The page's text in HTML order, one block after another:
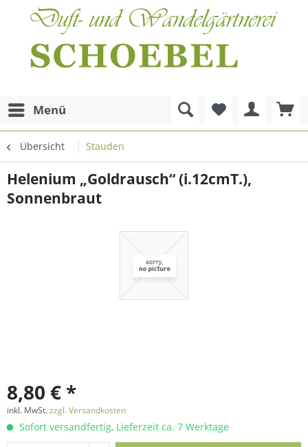
Menü
Übersicht Stauden
Helenium „Goldrausch“ (i.12cmT.),
Sonnenbraut
8,80 € *
inkl. MwSt.zzgl. Versandkosten
Sofort versandfertig, Lieferzeit ca. 7 Werktage